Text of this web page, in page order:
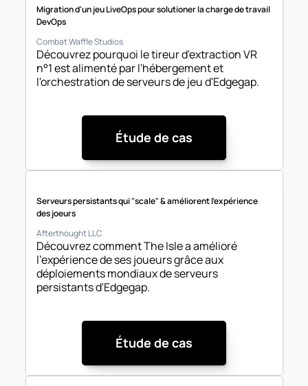
Migration d'un jeu LiveOps pour solutioner la charge de travail
DevOps
Combat Waffle Studios
Découvrez pourquoi le tireur d'extraction VR
n°1 est alimenté par l'hébergement et
l'orchestration de serveurs de jeu d'Edgegap.
Étude de cas
Serveurs persistants qui "scale" & améliorent l'expérience
des joeurs
Afterthought LLC
Découvrez comment The Isle a amélioré
l'expérience de ses joueurs grâce aux
déploiements mondiaux de serveurs
persistants d'Edgegap.
Étude de cas